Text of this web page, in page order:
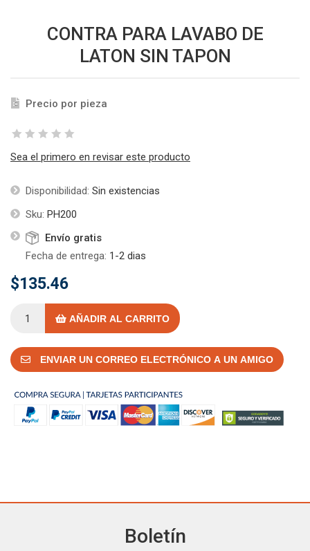
CONTRA PARA LAVABO DE
LATON SIN TAPON
Precio por pieza
Sea el primero en revisar este producto
Disponibilidad: Sin existencias
Sku: PH200
Envío gratis
Fecha de entrega: 1-2 dias
$135.46
AÑADIR AL CARRITO
ENVIAR UN CORREO ELECTRÓNICO A UN AMIGO
Boletín